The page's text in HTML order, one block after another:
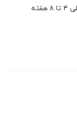
با رعایت تمرین، تغذیه و ماساژ منظم، معمولاً طی ۴ تا ۸ هفته